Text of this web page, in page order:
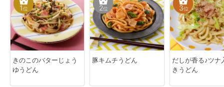
1位
きのこのバターじょう
ゆうどん
2位
豚キムチうどん
3位
だしが香る♪ツナ
きうどん